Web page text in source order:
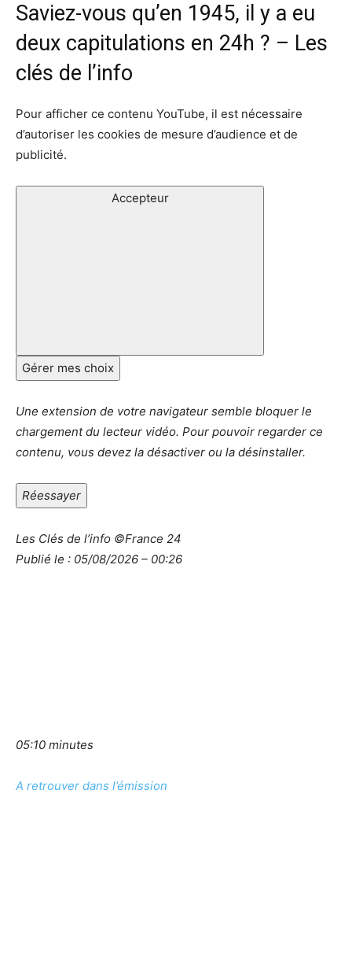
Saviez-vous qu’en 1945, il y a eu
deux capitulations en 24h ? – Les
clés de l’info
Pour afficher ce contenu YouTube, il est nécessaire
d’autoriser les cookies de mesure d’audience et de
publicité.
Accepteur
Gérer mes choix
Une extension de votre navigateur semble bloquer le
chargement du lecteur vidéo. Pour pouvoir regarder ce
contenu, vous devez la désactiver ou la désinstaller.
Réessayer
Les Clés de l’info ©France 24
Publié le : 05/08/2026 – 00:26
05:10 minutes
A retrouver dans l’émission